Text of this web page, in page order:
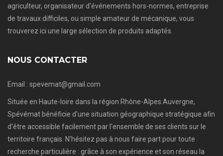
agriculteur, organisateur d’événements hors-normes, entreprise
de travaux difficiles, ou simple amateur de mécanique, vous
trouverez ici une large sélection de produits adaptés.
NOUS CONTACTER
Email : spevemat@gmail.com
Située en Haute-loire dans la région Rhône-Alpes Auvergne,
Spévémat bénéficie d'une situation géographique stratégique afin
d'être accessible facilement par l'ensemble de ses clients sur le
territoire français. N'hésitez pas à nous faire part pour toute
recherche particulière : grâce à son expérience et son réseau la